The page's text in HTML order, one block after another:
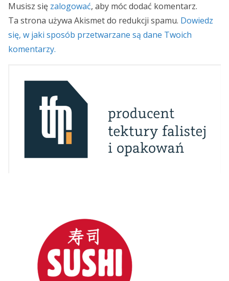
Musisz się zalogować, aby móc dodać komentarz.
Ta strona używa Akismet do redukcji spamu. Dowiedz
się, w jaki sposób przetwarzane są dane Twoich
komentarzy.